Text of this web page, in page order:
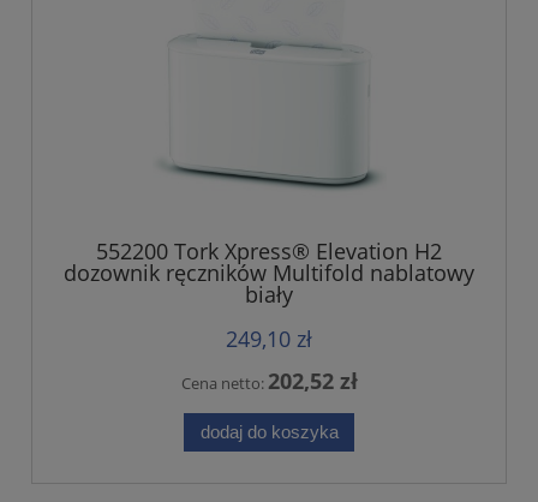
552200 Tork Xpress® Elevation H2
dozownik ręczników Multifold nablatowy
biały
249,10 zł
Cena netto: 202,52 zł
dodaj do koszyka